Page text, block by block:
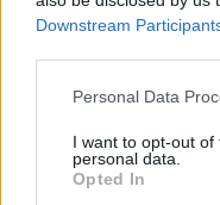
Downstream
Please note that this
not limited to your visit
grant or deny consent
use your data for
Personal Data
I want to opt-out
personal data.
Opted In